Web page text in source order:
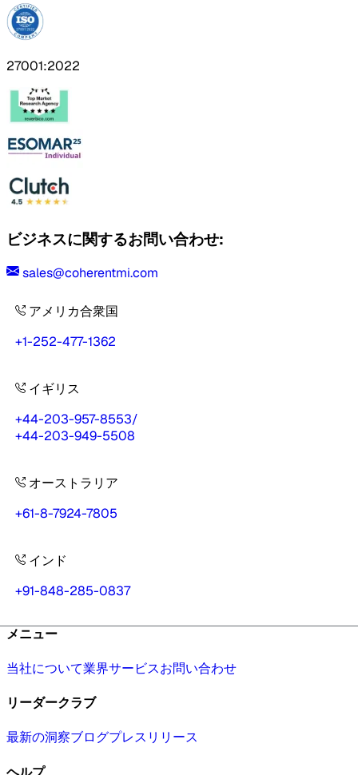
27001:2022
ビジネスに関するお問い合わせ:
sales@coherentmi.com
アメリカ合衆国
+1-252-477-1362
イギリス
+44-203-957-8553/
+44-203-949-5508
オーストラリア
+61-8-7924-7805
インド
+91-848-285-0837
メニュー
当社について業界サービスお問い合わせ
リーダークラブ
最新の洞察ブログプレスリリース